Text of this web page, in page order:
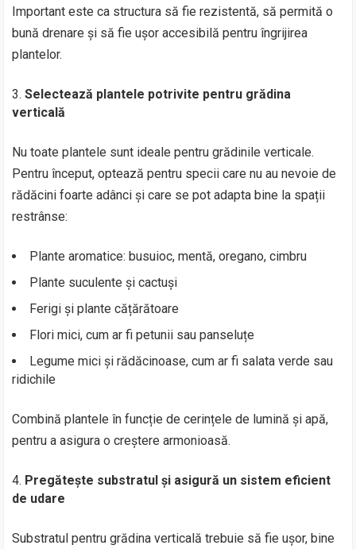
Important este ca structura să fie rezistentă, să permită o
bună drenare și să fie ușor accesibilă pentru îngrijirea
plantelor.
Selectează plantele potrivite pentru grădina
verticală
Nu toate plantele sunt ideale pentru grădinile verticale.
Pentru început, optează pentru specii care nu au nevoie de
rădăcini foarte adânci și care se pot adapta bine la spații
restrânse:
Plante aromatice: busuioc, mentă, oregano, cimbru
Plante suculente și cactuși
Ferigi și plante cățărătoare
Flori mici, cum ar fi petunii sau panseluțe
Legume mici și rădăcinoase, cum ar fi salata verde sau
ridichile
Combină plantele în funcție de cerințele de lumină și apă,
pentru a asigura o creștere armonioasă.
Pregătește substratul și asigură un sistem eficient
de udare
Substratul pentru grădina verticală trebuie să fie ușor, bine